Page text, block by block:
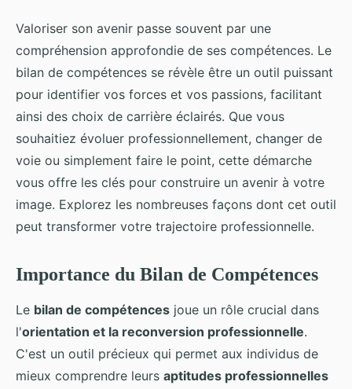
Valorisez votre avenir grâce au
bilan de compétences
Iris•30 novembre 2024•6 min de lecture
Valoriser son avenir passe souvent par une
compréhension approfondie de ses compétences. Le
bilan de compétences se révèle être un outil puissant
pour identifier vos forces et vos passions, facilitant
ainsi des choix de carrière éclairés. Que vous
souhaitiez évoluer professionnellement, changer de
voie ou simplement faire le point, cette démarche
vous offre les clés pour construire un avenir à votre
image. Explorez les nombreuses façons dont cet outil
peut transformer votre trajectoire professionnelle.
Importance du Bilan de Compétences
Le bilan de compétences joue un rôle crucial dans
l'orientation et la reconversion professionnelle.
C'est un outil précieux qui permet aux individus de
mieux comprendre leurs aptitudes professionnelles